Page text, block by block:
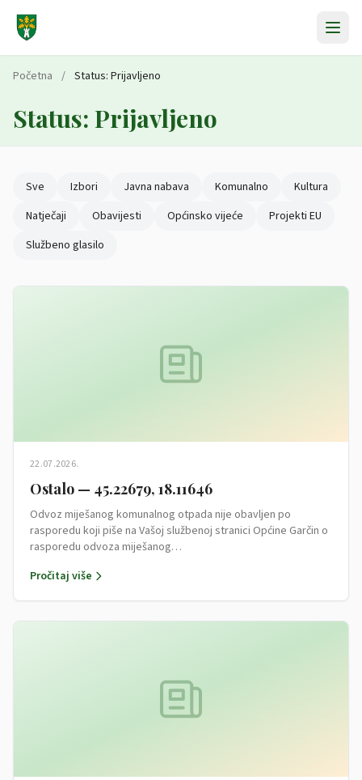
Početna / Status: Prijavljeno
Status: Prijavljeno
Sve Izbori Javna nabava Komunalno
Kultura
Natječaji
Obavijesti Općinsko vijeće
Projekti EU
Službeno glasilo
22.07.2026.
Ostalo — 45.22679, 18.11646
Odvoz miješanog komunalnog otpada nije obavljen po
rasporedu koji piše na Vašoj službenoj stranici Općine Garčin o
rasporedu odvoza miješanog…
Pročitaj više